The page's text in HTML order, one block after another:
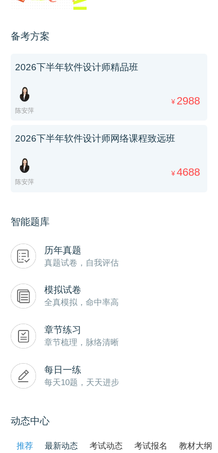
备考方案
2026下半年软件设计师精品班
陈安萍
¥ 2988
2026下半年软件设计师网络课程致远班
陈安萍
¥ 4688
智能题库
历年真题
真题试卷，自我评估
模拟试卷
全真模拟，命中率高
章节练习
章节梳理，脉络清晰
每日一练
每天10题，天天进步
动态中心
推荐 最新动态 考试动态 考试报名 教材大纲